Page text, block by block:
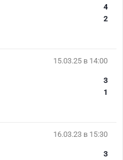
4
2
15.03.25 в 14:00
3
1
16.03.23 в 15:30
3